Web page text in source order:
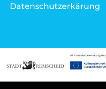
Datenschutzerkärung